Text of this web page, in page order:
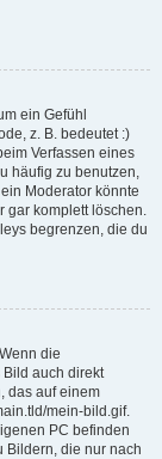
ein Gefühl
z. B. bedeutet :)
Verfassen eines
häufig zu benutzen,
Moderator könnte
gar komplett löschen.
begrenzen, die du
die
auch direkt
das auf einem
mein-bild.gif.
PC befinden
Bildern, die nur nach